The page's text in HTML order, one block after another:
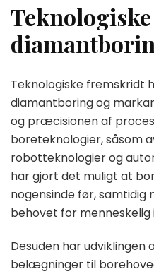
Teknologiske fremskridt
diamantboring og
og præcisionen af
boreteknologier, såsom
robotteknologier og
har gjort det muligt at
nogensinde før,
behovet for menneskelig
Desuden har udviklingen
belægninger til